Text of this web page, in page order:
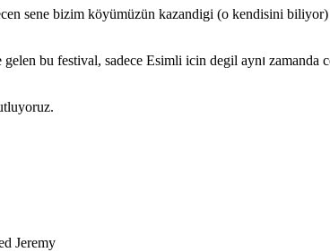
sene bizim köyümüzün kazandigi (o kendisini
bu festival, sadece Esimli icin degil aynı zamanda
Jeremy